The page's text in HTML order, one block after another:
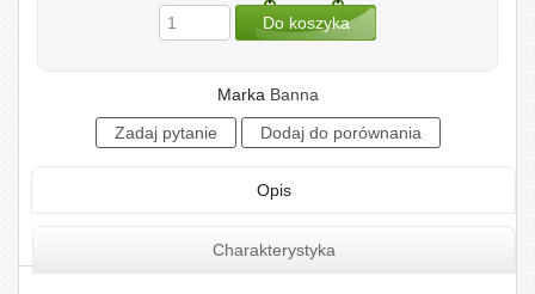
Marka Banna
Opis
Charakterystyka